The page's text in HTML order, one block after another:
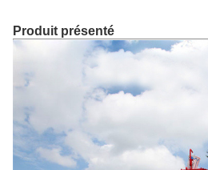
Produit présenté